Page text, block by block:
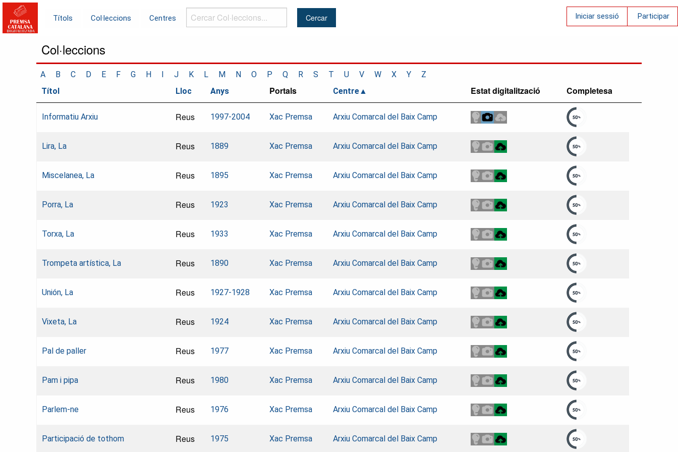
Títols Col·leccions Centres
Cercar
Col·leccions...
Iniciar sessió Participar
Col·leccions
A B C D E F G H I J K L M N O P Q R S T U V W X Y
Z
Títol
Lloc Anys Portals Centre Estat digitalització Completesa
Informatiu Arxiu Reus 1997-2004 Xac Premsa Arxiu Comarcal del Baix Camp
Lira, La Reus 1889 Xac Premsa Arxiu Comarcal del Baix Camp
Miscelanea, La Reus 1895 Xac Premsa Arxiu Comarcal del Baix Camp
Porra, La Reus 1923 Xac Premsa Arxiu Comarcal del Baix Camp
Torxa, La Reus 1933 Xac Premsa Arxiu Comarcal del Baix Camp
Trompeta artística, La Reus 1890 Xac Premsa Arxiu Comarcal del Baix Camp
Unión, La Reus 1927-1928 Xac Premsa Arxiu Comarcal del Baix Camp
Vixeta, La Reus 1924 Xac Premsa Arxiu Comarcal del Baix Camp
Pal de paller Reus 1977 Xac Premsa Arxiu Comarcal del Baix Camp
Pam i pipa Reus 1980 Xac Premsa Arxiu Comarcal del Baix Camp
Parlem-ne Reus 1976 Xac Premsa Arxiu Comarcal del Baix Camp
Participació de tothom Reus 1975 Xac Premsa Arxiu Comarcal del Baix Camp